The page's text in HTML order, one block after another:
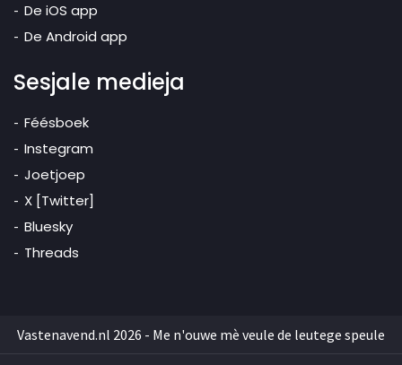
De iOS app
De Android app
Sesjale medieja
Féésboek
Instegram
Joetjoep
X [Twitter]
Bluesky
Threads
Vastenavend.nl 2026 - Me n'ouwe mè veule de leutege speule